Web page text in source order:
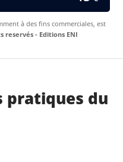
à des fins commerciales, est
reservés - Editions ENI
pratiques du